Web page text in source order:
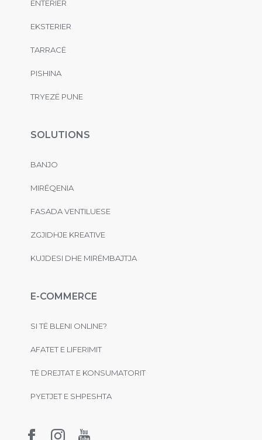
ENTERIER
EKSTERIER
TARRACË
PISHINA
TRYEZË PUNE
SOLUTIONS
BANJO
MIRËQENIA
FASADA VENTILUESE
ZGJIDHJE KREATIVE
KUJDESI DHE MIRËMBAJTJA
E-COMMERCE
SI TË BLENI ONLINE?
AFATET E LIFERIMIT
TË DREJTAT E KONSUMATORIT
PYETJET E SHPESHTA